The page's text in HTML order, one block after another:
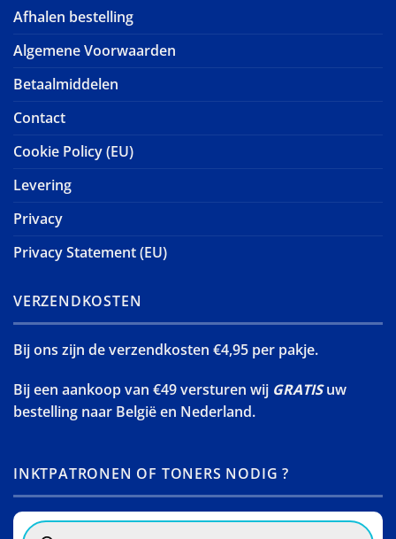
Afhalen bestelling
Algemene Voorwaarden
Betaalmiddelen
Contact
Cookie Policy (EU)
Levering
Privacy
Privacy Statement (EU)
VERZENDKOSTEN
Bij ons zijn de verzendkosten €4,95 per pakje.
Bij een aankoop van €49 versturen wij GRATISuw
bestelling naar België en Nederland.
INKTPATRONEN OF TONERS NODIG ?
Products